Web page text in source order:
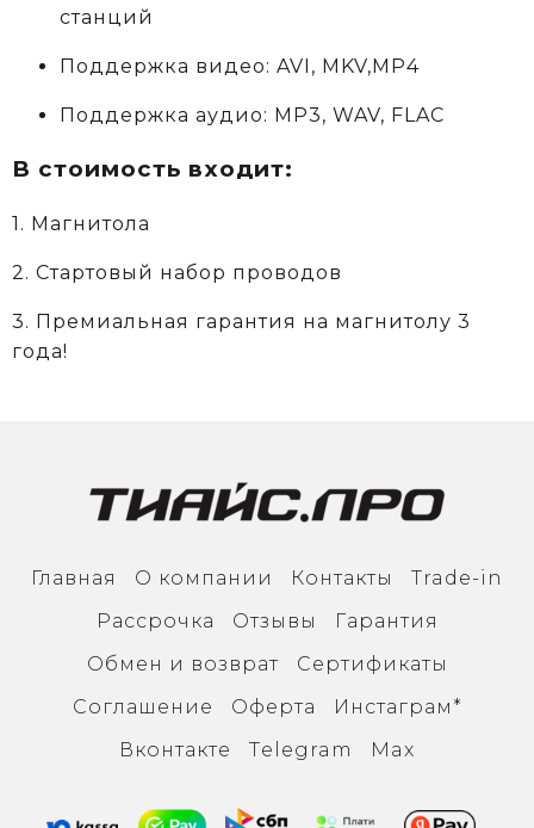
станций
Поддержка видео: AVI, MKV,MP4
Поддержка аудио: MP3, WAV, FLAC
В стоимость входит:
1. Магнитола
2. Стартовый набор проводов
3. Премиальная гарантия на магнитолу 3
года!
Главная О компании Контакты
Trade-in
Рассрочка
Отзывы
Гарантия
Обмен и возврат
Сертификаты
Соглашение
Оферта
Инcтаграм*
Вконтакте
Тelegram Max